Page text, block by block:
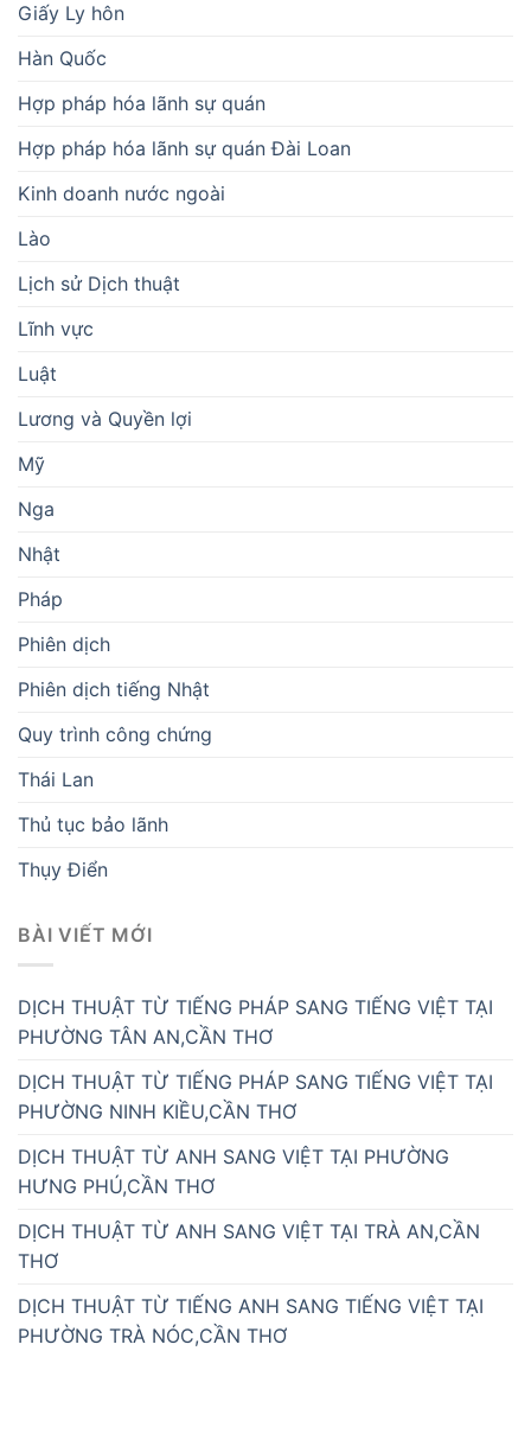
Giấy Ly hôn
Hàn Quốc
Hợp pháp hóa lãnh sự quán
Hợp pháp hóa lãnh sự quán Đài Loan
Kinh doanh nước ngoài
Lào
Lịch sử Dịch thuật
Lĩnh vực
Luật
Lương và Quyền lợi
Mỹ
Nga
Nhật
Pháp
Phiên dịch
Phiên dịch tiếng Nhật
Quy trình công chứng
Thái Lan
Thủ tục bảo lãnh
Thụy Điển
BÀI VIẾT MỚI
DỊCH THUẬT TỪ TIẾNG PHÁP SANG TIẾNG VIỆT TẠI
PHƯỜNG TÂN AN,CẦN THƠ
DỊCH THUẬT TỪ TIẾNG PHÁP SANG TIẾNG VIỆT TẠI
PHƯỜNG NINH KIỀU,CẦN THƠ
DỊCH THUẬT TỪ ANH SANG VIỆT TẠI PHƯỜNG
HƯNG PHÚ,CẦN THƠ
DỊCH THUẬT TỪ ANH SANG VIỆT TẠI TRÀ AN,CẦN
THƠ
DỊCH THUẬT TỪ TIẾNG ANH SANG TIẾNG VIỆT TẠI
PHƯỜNG TRÀ NÓC,CẦN THƠ